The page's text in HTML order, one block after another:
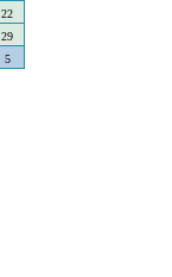
22
29
5